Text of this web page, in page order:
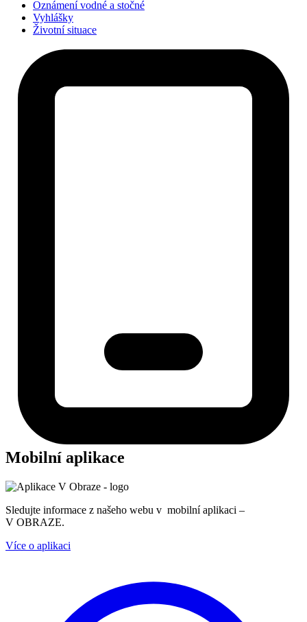
Oznámení vodné a stočné
Vyhlášky
Životní situace
Mobilní aplikace
Sledujte informace z našeho webu v mobilní aplikaci –
V OBRAZE.
Více o aplikaci